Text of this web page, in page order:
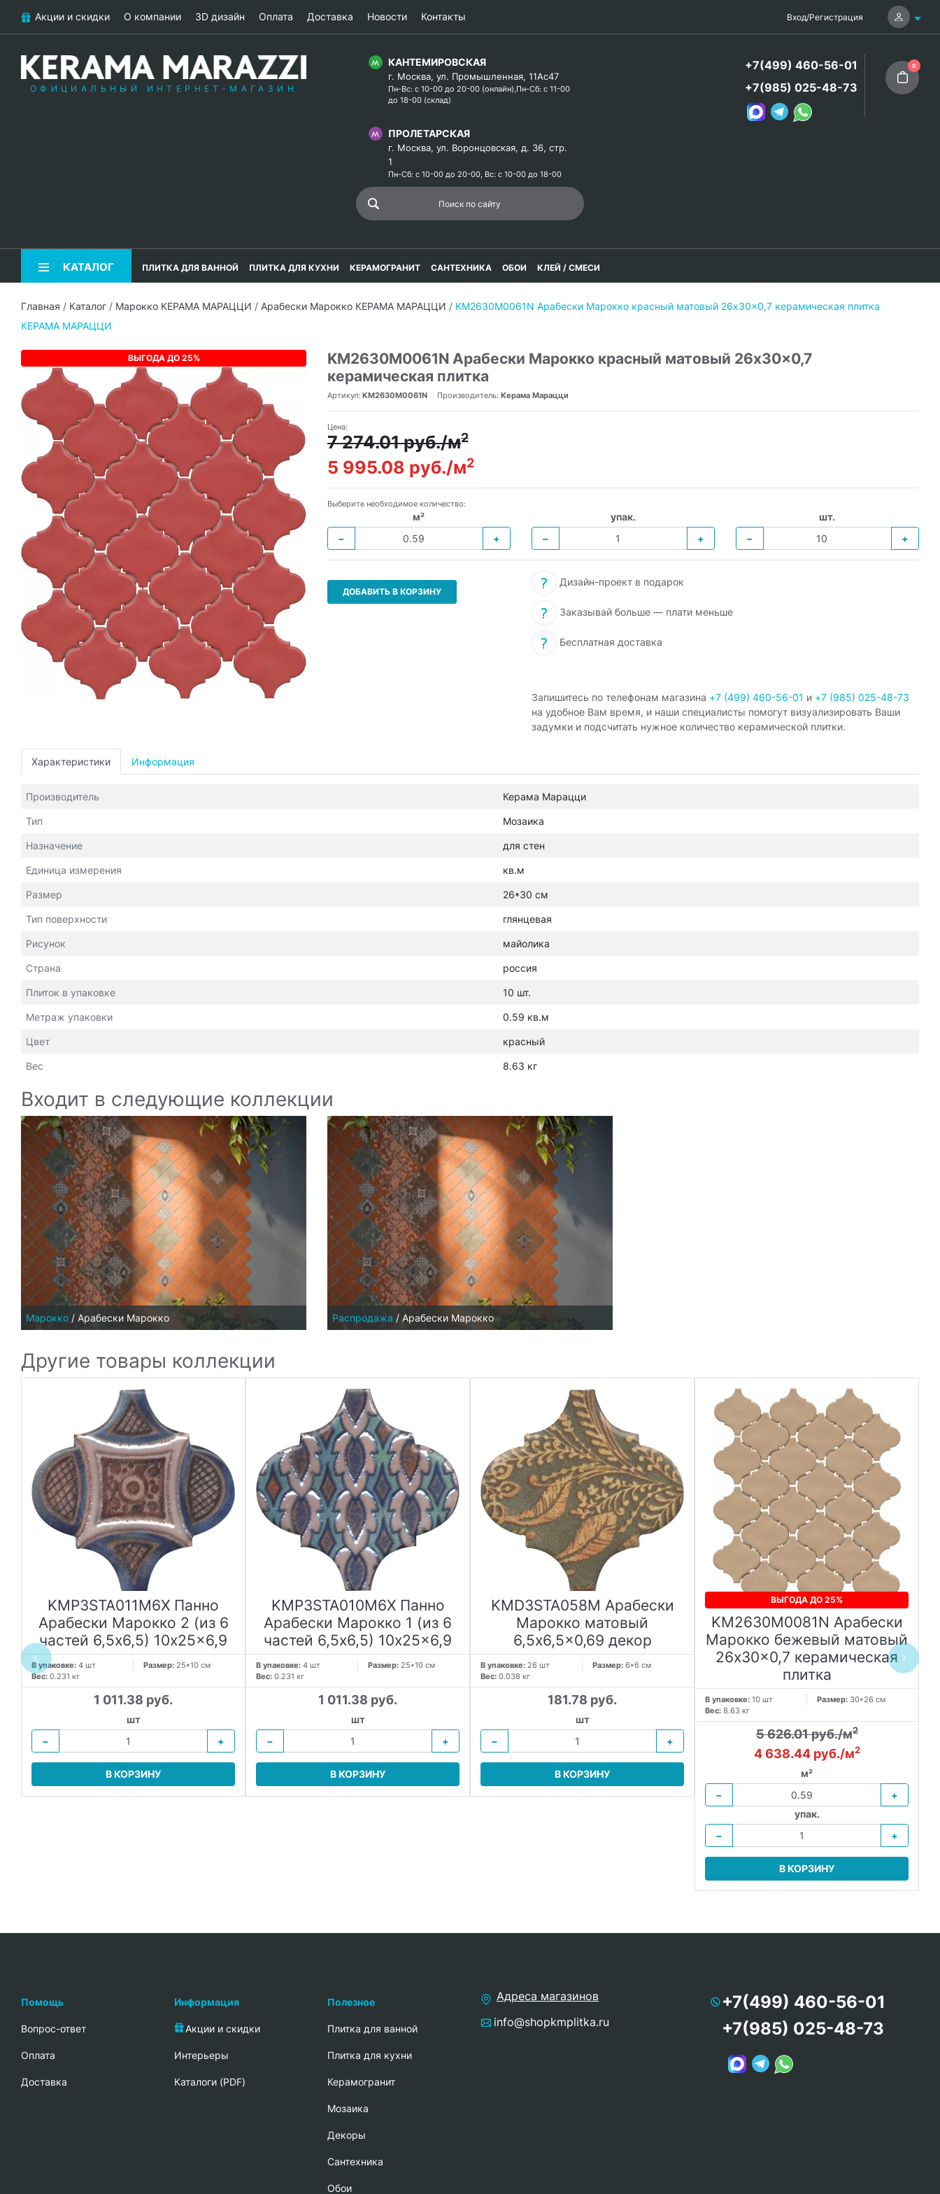
Акции и скидки О компании 3D дизайн Оплата Доставка Новости Контакты Вход/Регистрация
ОФИЦИАЛЬНЫЙ ИНТЕРНЕТ-МАГАЗИН
КАНТЕМИРОВСКАЯ
г. Москва, ул. Промышленная, 11Ас47
Пн-Вс: с 10-00 до 20-00 (онлайн),Пн-Сб: с 11-00
до 18-00 (склад)
ПРОЛЕТАРСКАЯ
г. Москва, ул. Воронцовская, д. 36, стр.
1
Пн-Сб: с 10-00 до 20-00, Вс: с 10-00 до 18-00
+7(499) 460-56-01
+7(985) 025-48-73
0
КАТАЛОГ ПЛИТКА ДЛЯ ВАННОЙ ПЛИТКА ДЛЯ КУХНИ КЕРАМОГРАНИТ САНТЕХНИКА ОБОИ КЛЕЙ / СМЕСИ
Главная / Каталог / Марокко КЕРАМА МАРАЦЦИ / Арабески Марокко КЕРАМА МАРАЦЦИ / KM2630M0061N Арабески Марокко красный матовый 26x30x0,7 керамическая плитка
КЕРАМА МАРАЦЦИ
ВЫГОДА ДО 25%
KM2630M0061N Арабески Марокко красный матовый 26x30x0,7
керамическая плитка
Артикул: KM2630M0061N Производитель: Керама Марацци
Цена:
7 274.01 руб./м2
5 995.08 руб./м2
Выберите необходимое количество:
м²
−
+
упак.
−
+
шт.
−
+
ДОБАВИТЬ В КОРЗИНУ
Дизайн-проект в подарок
Заказывай больше — плати меньше
Бесплатная доставка
Запишитесь по телефонам магазина +7 (499) 460-56-01 и +7 (985) 025-48-73
на удобное Вам время, и наши специалисты помогут визуализировать Ваши
задумки и подсчитать нужное количество керамической плитки.
Характеристики Информация
Производитель Керама Марацци
Тип Мозаика
Назначение для стен
Единица измерения кв.м
Размер 26*30 см
Тип поверхности глянцевая
Рисунок майолика
Страна россия
Плиток в упаковке 10 шт.
Метраж упаковки 0.59 кв.м
Цвет красный
Вес 8.63 кг
Входит в следующие коллекции
Марокко / Арабески Марокко Распродажа / Арабески Марокко
Другие товары коллекции
KMP3STA011M6X Панно
Арабески Марокко 2 (из 6
частей 6,5x6,5) 10x25x6,9
В упаковке: 4 шт Размер: 25*10 см
Вес: 0.231 кг
1 011.38 руб.
шт
−
+
В КОРЗИНУ
KMP3STA010M6X Панно
Арабески Марокко 1 (из 6
частей 6,5x6,5) 10x25x6,9
В упаковке: 4 шт Размер: 25*10 см
Вес: 0.231 кг
1 011.38 руб.
шт
−
+
В КОРЗИНУ
KMD3STA058M Арабески
Марокко матовый
6,5x6,5x0,69 декор
В упаковке: 26 шт Размер: 6*6 см
Вес: 0.038 кг
181.78 руб.
шт
−
+
В КОРЗИНУ
ВЫГОДА ДО 25%
KM2630M0081N Арабески
Марокко бежевый матовый
26x30x0,7 керамическая
плитка
В упаковке: 10 шт Размер: 30*26 см
Вес: 8.63 кг
5 626.01 руб./м2
4 638.44 руб./м2
м²
−
+
упак.
−
+
В КОРЗИНУ
Помощь
Вопрос-ответ
Oплата
Доставка
Информация
Акции и скидки
Интерьеры
Каталоги (PDF)
Полезное
Плитка для ванной
Плитка для кухни
Керамогранит
Мозаика
Декоры
Сантехника
Обои
Адреса магазинов
info@shopkmplitka.ru
+7(499) 460-56-01
+7(985) 025-48-73